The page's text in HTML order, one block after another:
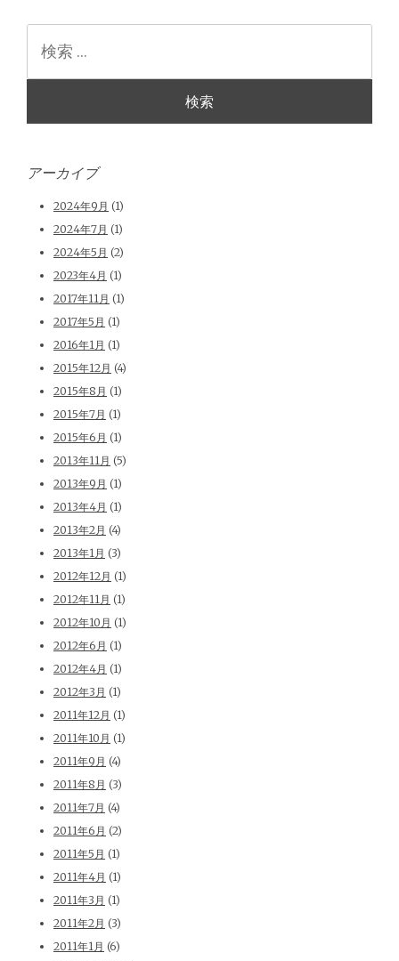
アーカイブ
2024年9月 (1)
2024年7月 (1)
2024年5月 (2)
2023年4月 (1)
2017年11月 (1)
2017年5月 (1)
2016年1月 (1)
2015年12月 (4)
2015年8月 (1)
2015年7月 (1)
2015年6月 (1)
2013年11月 (5)
2013年9月 (1)
2013年4月 (1)
2013年2月 (4)
2013年1月 (3)
2012年12月 (1)
2012年11月 (1)
2012年10月 (1)
2012年6月 (1)
2012年4月 (1)
2012年3月 (1)
2011年12月 (1)
2011年10月 (1)
2011年9月 (4)
2011年8月 (3)
2011年7月 (4)
2011年6月 (2)
2011年5月 (1)
2011年4月 (1)
2011年3月 (1)
2011年2月 (3)
2011年1月 (6)